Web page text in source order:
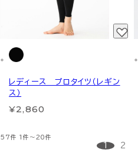
レディース プロタイツ（レギン
ス）
¥2,860
57件 1件～20件
1 2